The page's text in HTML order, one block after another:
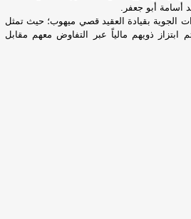
أسامة أبو جعفر.
الجوية بقيادة العقيد قصي ميهوب؛ حيث تمثل
ابتزاز ذويهم مالياً عبر التفاوض معهم مقابل